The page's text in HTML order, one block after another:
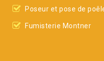
Poseur et pose de
Fumisterie Montner